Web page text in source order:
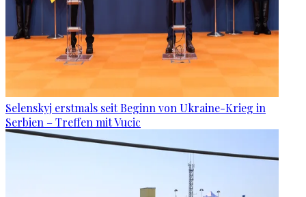
Selenskyj erstmals seit Beginn von Ukraine-Krieg in
Serbien – Treffen mit Vucic